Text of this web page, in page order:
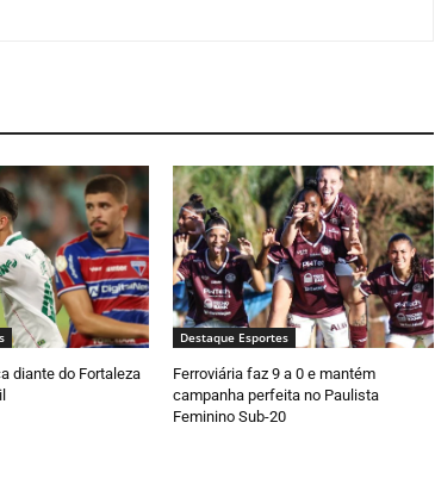
diante do Fortaleza
Destaque Esportes
Ferroviária faz 9 a 0 e mantém
campanha perfeita no Paulista
Feminino Sub-20